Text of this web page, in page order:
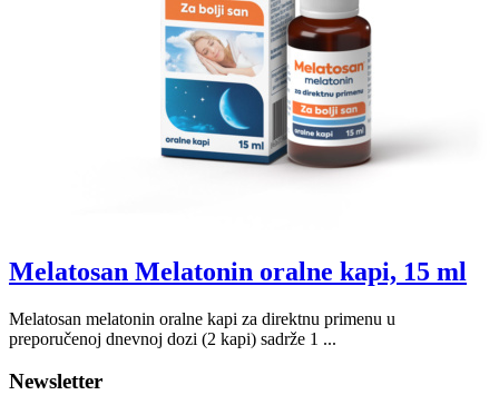
Melatosan Melatonin oralne kapi, 15 ml
Melatosan melatonin oralne kapi za direktnu primenu u
preporučenoj dnevnoj dozi (2 kapi) sadrže 1 ...
Newsletter